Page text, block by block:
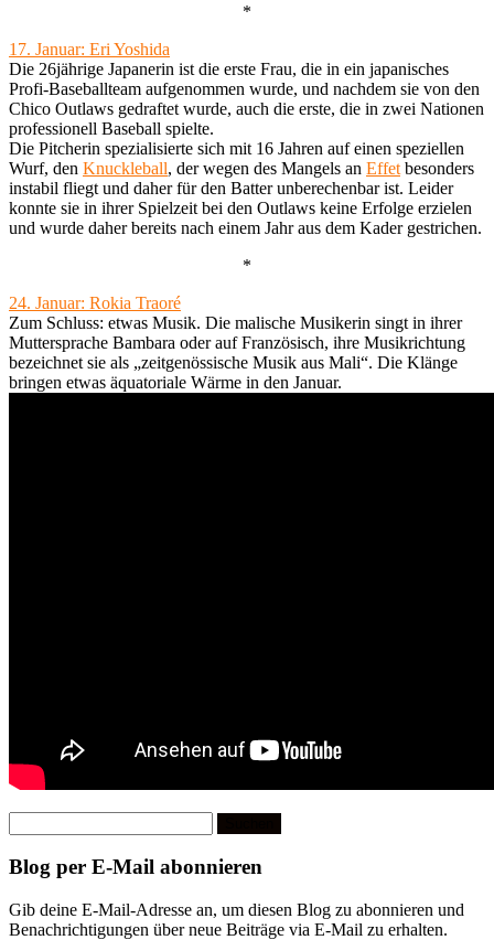
*
17. Januar: Eri Yoshida
Die 26jährige Japanerin ist die erste Frau, die in ein japanisches
Profi-Baseballteam aufgenommen wurde, und nachdem sie von den
Chico Outlaws gedraftet wurde, auch die erste, die in zwei Nationen
professionell Baseball spielte.
Die Pitcherin spezialisierte sich mit 16 Jahren auf einen speziellen
Wurf, den Knuckleball, der wegen des Mangels an Effet besonders
instabil fliegt und daher für den Batter unberechenbar ist. Leider
konnte sie in ihrer Spielzeit bei den Outlaws keine Erfolge erzielen
und wurde daher bereits nach einem Jahr aus dem Kader gestrichen.
*
24. Januar: Rokia Traoré
Zum Schluss: etwas Musik. Die malische Musikerin singt in ihrer
Muttersprache Bambara oder auf Französisch, ihre Musikrichtung
bezeichnet sie als „zeitgenössische Musik aus Mali“. Die Klänge
bringen etwas äquatoriale Wärme in den Januar.
nach:
Blog per E-Mail abonnieren
Gib deine E-Mail-Adresse an, um diesen Blog zu abonnieren und
Benachrichtigungen über neue Beiträge via E-Mail zu erhalten.